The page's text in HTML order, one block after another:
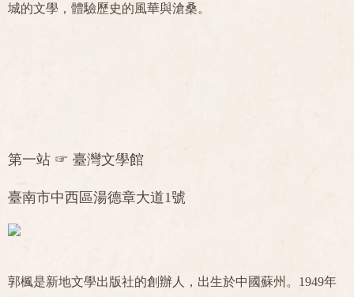
城的文學，體驗歷史的風華與滄桑。
第一站 ☞ 臺灣文學館
臺南市中西區湯德章大道1號
郭楓是新地文學出版社的創辦人，出生於中國蘇州。1949年